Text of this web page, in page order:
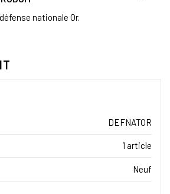
nationale Or.
DEFNATOR
1 article
Neuf